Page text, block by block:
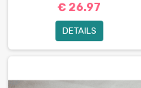
€ 26.97
DETAILS